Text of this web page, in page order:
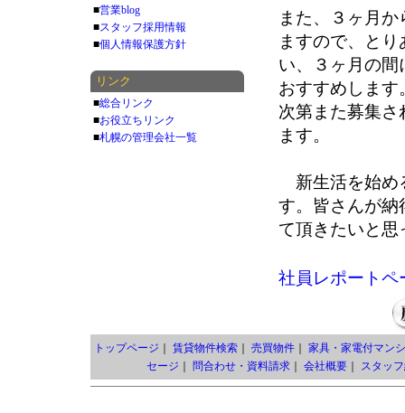
また、３ヶ月
ますので、と
い、３ヶ月の
おすすめしま
次第また募集
ます。
新生活を始め
す。皆さんが納
て頂きたいと
社員レポートペ
■営業blog
■スタッフ採用情報
■個人情報保護方針
リンク
■総合リンク
■お役立ちリンク
■札幌の管理会社一覧
トップページ 賃貸物件検索｜ 売買物件｜ 家具・家電付マン
セージ
問合わせ・資料請求｜ 会社概要｜ スタッ